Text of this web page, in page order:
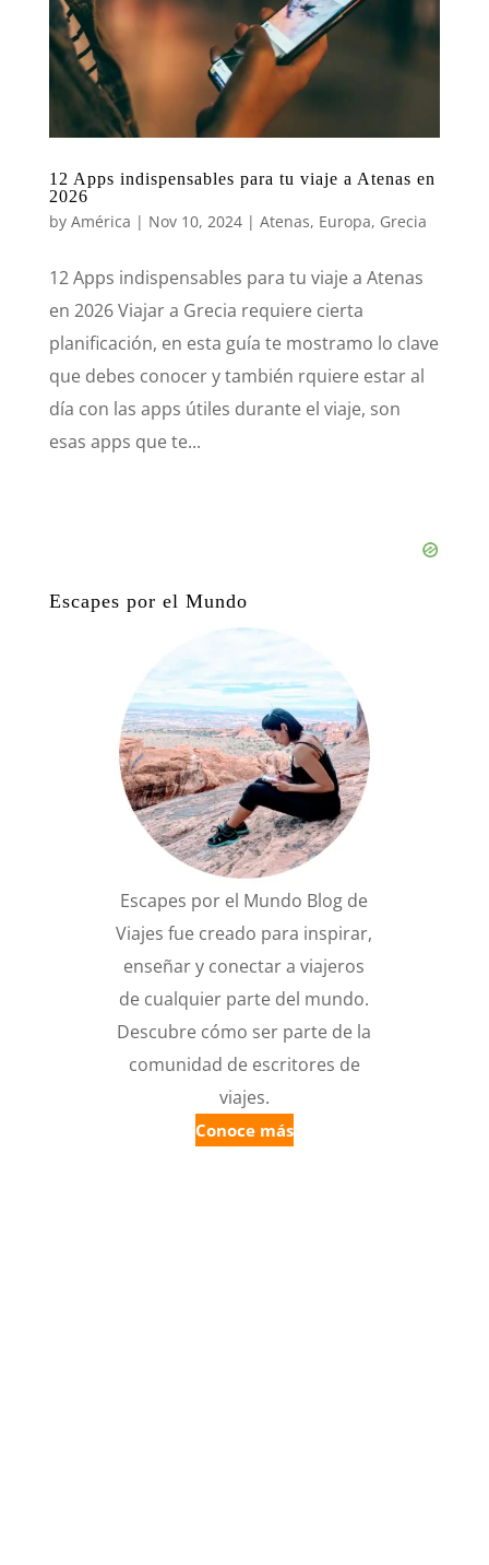
12 Apps indispensables para tu viaje a Atenas en
2026
by América | Nov 10, 2024| Atenas, Europa, Grecia
12 Apps indispensables para tu viaje a Atenas
en 2026 Viajar a Grecia requiere cierta
planificación, en esta guía te mostramo lo clave
que debes conocer y también rquiere estar al
día con las apps útiles durante el viaje, son
esas apps que te...
Escapes por el Mundo
Escapes por el Mundo Blog de
Viajes fue creado para inspirar,
enseñar y conectar a viajeros
de cualquier parte del mundo.
Descubre cómo ser parte de la
comunidad de escritores de
viajes.
Conoce más